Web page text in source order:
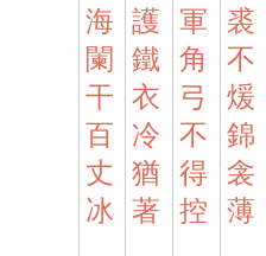
海
闌
干
百
丈
冰
護
鐵
衣
冷
猶
著
軍
角
弓
不
得
控
裘
不
煖
錦
衾
薄